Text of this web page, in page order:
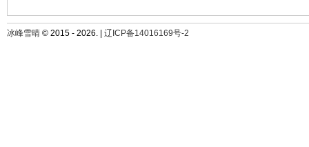
冰峰雪晴 © 2015 - 2026. | 辽ICP备14016169号-2